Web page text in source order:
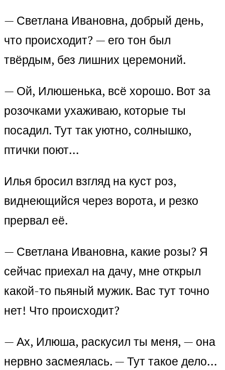
— Светлана Ивановна, добрый день,
что происходит? — его тон был
твёрдым, без лишних церемоний.
— Ой, Илюшенька, всё хорошо. Вот за
розочками ухаживаю, которые ты
посадил. Тут так уютно, солнышко,
птички поют…
Илья бросил взгляд на куст роз,
виднеющийся через ворота, и резко
прервал её.
— Светлана Ивановна, какие розы? Я
сейчас приехал на дачу, мне открыл
какой-то пьяный мужик. Вас тут точно
нет! Что происходит?
— Ах, Илюша, раскусил ты меня, — она
нервно засмеялась. — Тут такое дело…